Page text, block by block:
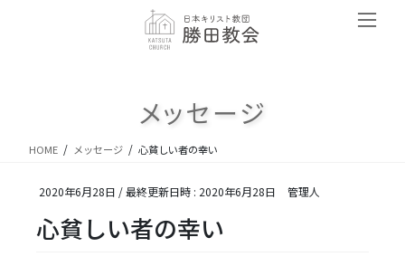
メッセージ
HOME メッセージ 心貧しい者の幸い
2020年6月28日 / 最終更新日時 : 2020年6月28日 管理人
心貧しい者の幸い